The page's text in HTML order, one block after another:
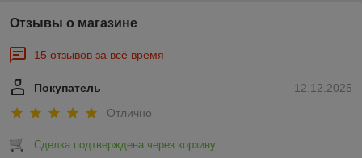
Отзывы о магазине
15 отзывов за всё время
12.12.2025
Покупатель
Отлично
Сделка подтверждена через корзину